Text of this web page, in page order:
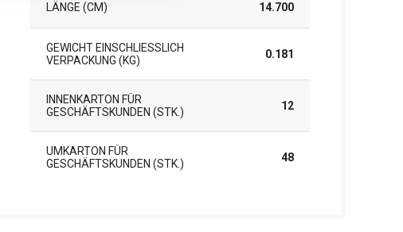
LÄNGE (CM) 14.700
GEWICHT EINSCHLIESSLICH V
ERPACKUNG (KG)
0.181
INNENKARTON FÜR
GESCHÄFTSKUNDEN (STK.)
12
UMKARTON FÜR
GESCHÄFTSKUNDEN (STK.)
48